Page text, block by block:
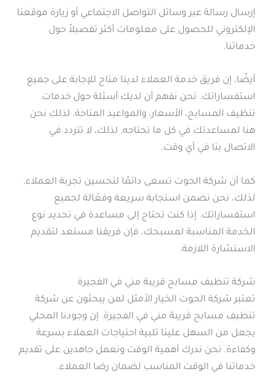
إرسال رسالة عبر وسائل التواصل الاجتماعي أو زيارة موقعنا
الإلكتروني للحصول على معلومات أكثر تفصيلاً حول
خدماتنا.
أيضًا، إن فريق خدمة العملاء لدينا متاح للإجابة على جميع
استفساراتك. نحن نفهم أن لديك أسئلة حول خدمات
تنظيف المسابح، الأسعار، والمواعيد المتاحة، لذلك نحن
هنا لمساعدتك في كل ما تحتاجه. لذلك، لا تتردد في
الاتصال بنا في أي وقت.
كما أن شركة الحوت تسعى دائمًا لتحسين تجربة العملاء.
لذلك، نحن نضمن استجابة سريعة وفعّالة لجميع
استفساراتك. إذا كنت تحتاج إلى مساعدة في تحديد نوع
الخدمة المناسبة لمسبحك، فإن فريقنا مستعد لتقديم
الاستشارة اللازمة.
شركة تنظيف مسابح قريبة مني في الفجيرة
تعتبر شركة الحوت الخيار الأمثل لمن يبحثون عن شركة
تنظيف مسابح قريبة مني في الفجيرة. إن وجودنا المحلي
يجعل من السهل علينا تلبية احتياجات العملاء بسرعة
وكفاءة. نحن ندرك أهمية الوقت ونعمل جاهدين على تقديم
خدماتنا في الوقت المناسب لضمان رضا العملاء.